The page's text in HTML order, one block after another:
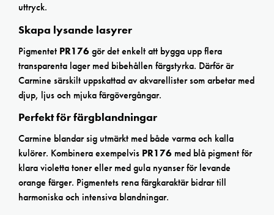
uttryck.
Skapa lysande lasyrer
Pigmentet PR176 gör det enkelt att bygga upp flera
transparenta lager med bibehållen färgstyrka. Därför är
Carmine särskilt uppskattad av akvarellister som arbetar med
djup, ljus och mjuka färgövergångar.
Perfekt för färgblandningar
Carmine blandar sig utmärkt med både varma och kalla
kulörer. Kombinera exempelvis PR176 med blå pigment för
klara violetta toner eller med gula nyanser för levande
orange färger. Pigmentets rena färgkaraktär bidrar till
harmoniska och intensiva blandningar.